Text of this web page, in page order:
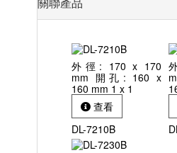
外徑: 170 x 170
mm 開孔: 160 x
160 mm 1 x 1
查看
DL-7210B